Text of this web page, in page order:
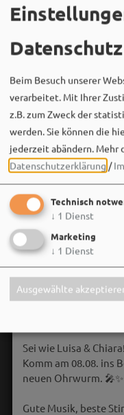
Sei wie Luisa & Chiara!
Komm am 08.08. ins
neuen Ohrwurm. 🎤✨
Gute Musik, beste
Datenschutz
Beim Besuch unserer
verarbeitet. Mit Ihrer
z.B. zum Zweck der
werden. Sie können die
jederzeit abändern. Mehr
Datenschutzerklärung /
Technisch
↓ 1 Dienst
Marketing
↓ 1 Dienst
Ausgewählte